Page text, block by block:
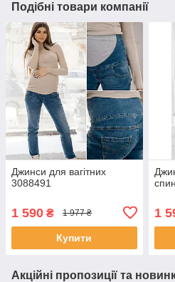
Подібні товари компанії
Джинси для вагітних
3088491
1 590 ₴ 1 977 ₴
Купити
1
Акційні пропозиції та